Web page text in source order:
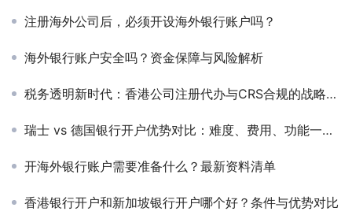
注册海外公司后，必须开设海外银行账户吗？
海外银行账户安全吗？资金保障与风险解析
税务透明新时代：香港公司注册代办与CRS合规的战略布局指南
瑞士 vs 德国银行开户优势对比：难度、费用、功能一文解析
开海外银行账户需要准备什么？最新资料清单
香港银行开户和新加坡银行开户哪个好？条件与优势对比